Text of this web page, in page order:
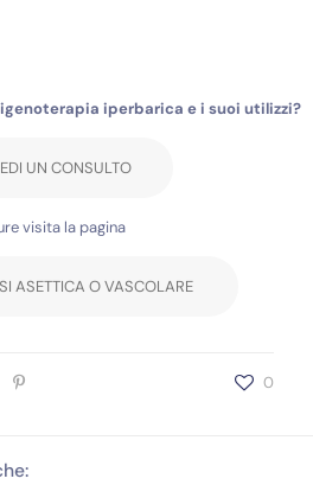
iperbarica e i suoi utilizzi?
UN CONSULTO
visita la pagina
ASETTICA O VASCOLARE
0